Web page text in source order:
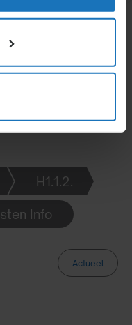
beperkt, en
en
H1.1.2.
Info
Actueel